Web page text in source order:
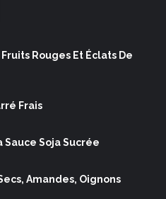
Rouges Et Éclats De
Frais
Sauce Soja Sucrée
Amandes, Oignons